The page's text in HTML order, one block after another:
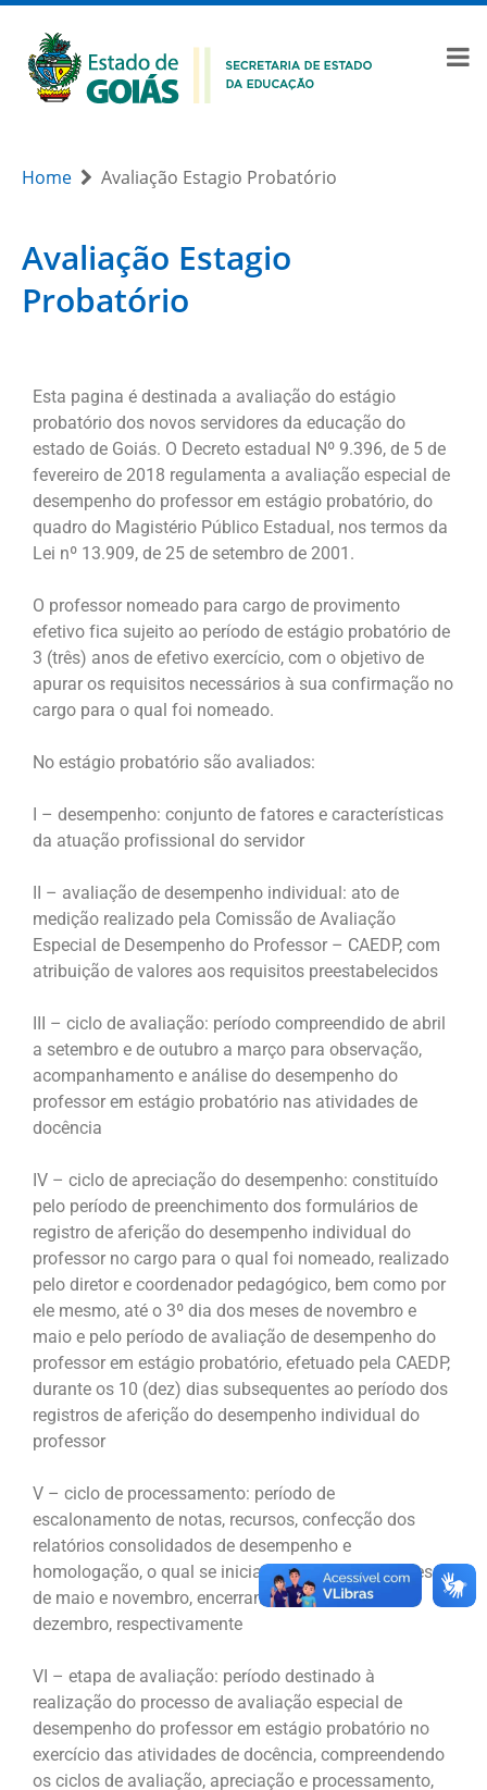
Home Avaliação Estagio Probatório
Avaliação Estagio
Probatório
Esta pagina é destinada a avaliação do estágio
probatório dos novos servidores da educação do
estado de Goiás. O Decreto estadual Nº 9.396, de 5 de
fevereiro de 2018 regulamenta a avaliação especial de
desempenho do professor em estágio probatório, do
quadro do Magistério Público Estadual, nos termos da
Lei nº 13.909, de 25 de setembro de 2001.
O professor nomeado para cargo de provimento
efetivo fica sujeito ao período de estágio probatório de
3 (três) anos de efetivo exercício, com o objetivo de
apurar os requisitos necessários à sua confirmação no
cargo para o qual foi nomeado.
No estágio probatório são avaliados:
I – desempenho: conjunto de fatores e características
da atuação profissional do servidor
II – avaliação de desempenho individual: ato de
medição realizado pela Comissão de Avaliação
Especial de Desempenho do Professor – CAEDP, com
atribuição de valores aos requisitos preestabelecidos
III – ciclo de avaliação: período compreendido de abril
a setembro e de outubro a março para observação,
acompanhamento e análise do desempenho do
professor em estágio probatório nas atividades de
docência
IV – ciclo de apreciação do desempenho: constituído
pelo período de preenchimento dos formulários de
registro de aferição do desempenho individual do
professor no cargo para o qual foi nomeado, realizado
pelo diretor e coordenador pedagógico, bem como por
ele mesmo, até o 3º dia dos meses de novembro e
maio e pelo período de avaliação de desempenho do
professor em estágio probatório, efetuado pela CAEDP,
durante os 10 (dez) dias subsequentes ao período dos
registros de aferição do desempenho individual do
professor
V – ciclo de processamento: período de
escalonamento de notas, recursos, confecção dos
relatórios consolidados de desempenho e
homologação, o qual se inicia no 14º dia dos meses
de maio e novembro, encerrando-se em junho e
dezembro, respectivamente
VI – etapa de avaliação: período destinado à
realização do processo de avaliação especial de
desempenho do professor em estágio probatório no
exercício das atividades de docência, compreendendo
os ciclos de avaliação, apreciação e processamento,